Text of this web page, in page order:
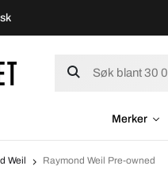
Merker
Weil Raymond Weil Pre-owned